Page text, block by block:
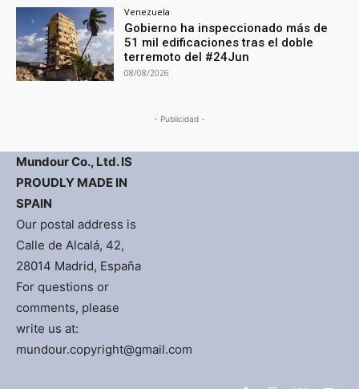
Venezuela
Gobierno ha inspeccionado más de
51 mil edificaciones tras el doble
terremoto del #24Jun
08/08/2026
- Publicidad -
Mundour Co., Ltd. IS
PROUDLY MADE IN
SPAIN
Our postal address is
Calle de Alcalá, 42,
28014 Madrid, España
For questions or
comments, please
write us at:
mundour.copyright@gmail.com